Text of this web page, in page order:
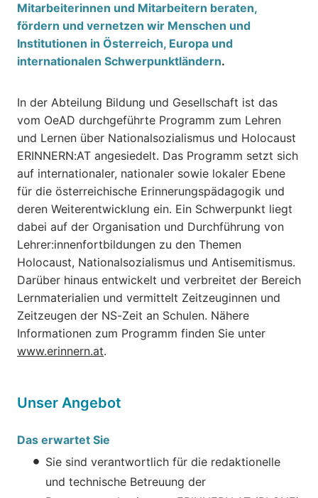
Mitarbeiterinnen und Mitarbeitern beraten,
fördern und vernetzen wir Menschen und
Institutionen in Österreich, Europa und
internationalen Schwerpunktländern.
In der Abteilung Bildung und Gesellschaft ist das
vom OeAD durchgeführte Programm zum Lehren
und Lernen über Nationalsozialismus und Holocaust
ERINNERN:AT angesiedelt. Das Programm setzt sich
auf internationaler, nationaler sowie lokaler Ebene
für die österreichische Erinnerungspädagogik und
deren Weiterentwicklung ein. Ein Schwerpunkt liegt
dabei auf der Organisation und Durchführung von
Lehrer:innenfortbildungen zu den Themen
Holocaust, Nationalsozialismus und Antisemitismus.
Darüber hinaus entwickelt und verbreitet der Bereich
Lernmaterialien und vermittelt Zeitzeuginnen und
Zeitzeugen der NS-Zeit an Schulen. Nähere
Informationen zum Programm finden Sie unter
www.erinnern.at.
Unser Angebot
Das erwartet Sie
Sie sind verantwortlich für die redaktionelle
und technische Betreuung der